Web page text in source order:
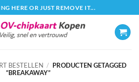
HERE OR JUST REMOVE IT...
BESTELLEN / PRODUCTEN GETAGGED
“BREAKAWAY”